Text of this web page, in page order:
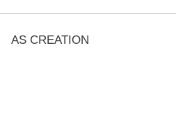
AS CREATION